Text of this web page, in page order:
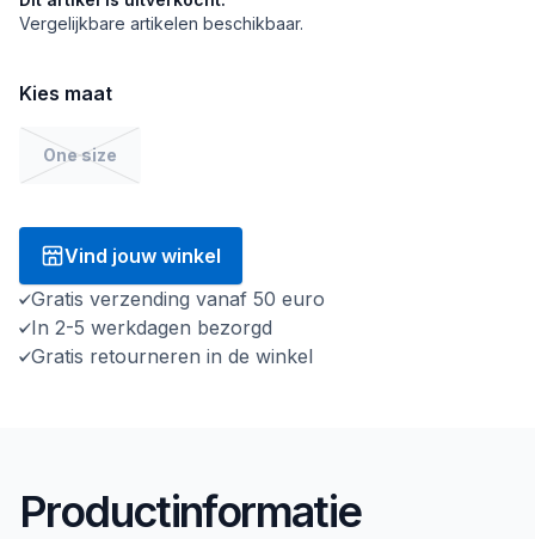
Vergelijkbare artikelen beschikbaar.
Kies maat
One size
Vind jouw winkel
Gratis verzending vanaf 50 euro
In 2-5 werkdagen bezorgd
Gratis retourneren in de winkel
Productinformatie